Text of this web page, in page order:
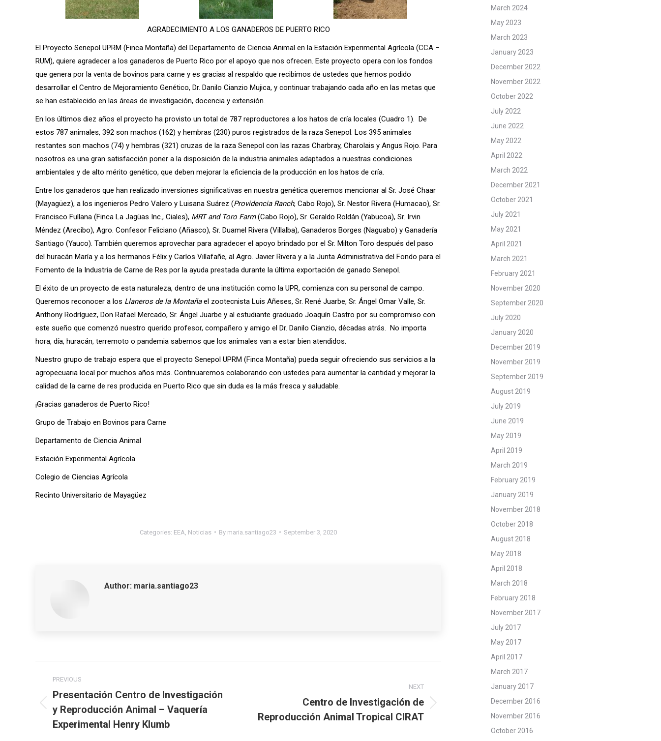
AGRADECIMIENTO A LOS GANADEROS DE PUERTO RICO
El Proyecto Senepol UPRM (Finca Montaña) del Departamento de Ciencia Animal en la Estación Experimental Agrícola (CCA –
RUM), quiere agradecer a los ganaderos de Puerto Rico por el apoyo que nos ofrecen. Este proyecto opera con los fondos
que genera por la venta de bovinos para carne y es gracias al respaldo que recibimos de ustedes que hemos podido
desarrollar el Centro de Mejoramiento Genético, Dr. Danilo Cianzio Mujica, y continuar trabajando cada año en las metas que
se han establecido en las áreas de investigación, docencia y extensión.
En los últimos diez años el proyecto ha provisto un total de 787 reproductores a los hatos de cría locales (Cuadro 1). De
estos 787 animales, 392 son machos (162) y hembras (230) puros registrados de la raza Senepol. Los 395 animales
restantes son machos (74) y hembras (321) cruzas de la raza Senepol con las razas Charbray, Charolais y Angus Rojo. Para
nosotros es una gran satisfacción poner a la disposición de la industria animales adaptados a nuestras condiciones
ambientales y de alto mérito genético, que deben mejorar la eficiencia de la producción en los hatos de cría.
Entre los ganaderos que han realizado inversiones significativas en nuestra genética queremos mencionar al Sr. José Chaar
(Mayagüez), a los ingenieros Pedro Valero y Luisana Suárez (Providencia Ranch, Cabo Rojo), Sr. Nestor Rivera (Humacao), Sr.
Francisco Fullana (Finca La Jagüas Inc., Ciales), MRT and Toro Farm(Cabo Rojo), Sr. Geraldo Roldán (Yabucoa), Sr. Irvin
Méndez (Arecibo), Agro. Confesor Feliciano (Añasco), Sr. Duamel Rivera (Villalba), Ganaderos Borges (Naguabo) y Ganadería
Santiago (Yauco). También queremos aprovechar para agradecer el apoyo brindado por el Sr. Milton Toro después del paso
del huracán María y a los hermanos Félix y Carlos Villafañe, al Agro. Javier Rivera y a la Junta Administrativa del Fondo para el
Fomento de la Industria de Carne de Res por la ayuda prestada durante la última exportación de ganado Senepol.
El éxito de un proyecto de esta naturaleza, dentro de una institución como la UPR, comienza con su personal de campo.
Queremos reconocer a los Llaneros de la Montañael zootecnista Luis Añeses, Sr. René Juarbe, Sr. Ángel Omar Valle, Sr.
Anthony Rodríguez, Don Rafael Mercado, Sr. Ángel Juarbe y al estudiante graduado Joaquín Castro por su compromiso con
este sueño que comenzó nuestro querido profesor, compañero y amigo el Dr. Danilo Cianzio, décadas atrás. No importa
hora, día, huracán, terremoto o pandemia sabemos que los animales van a estar bien atendidos.
Nuestro grupo de trabajo espera que el proyecto Senepol UPRM (Finca Montaña) pueda seguir ofreciendo sus servicios a la
agropecuaria local por muchos años más. Continuaremos colaborando con ustedes para aumentar la cantidad y mejorar la
calidad de la carne de res producida en Puerto Rico que sin duda es la más fresca y saludable.
¡Gracias ganaderos de Puerto Rico!
Grupo de Trabajo en Bovinos para Carne
Departamento de Ciencia Animal
Estación Experimental Agrícola
Colegio de Ciencias Agrícola
Recinto Universitario de Mayagüez
Categories: EEA Noticias By maria.santiago23 September 3, 2020
Author: maria.santiago23
navigation
PREVIOUS
Previous
post:
Presentación Centro de Investigación
y Reproducción Animal – Vaquería
Experimental Henry Klumb
NEXT
post:
Centro de Investigación de
Reproducción Animal Tropical CIRAT
March 2024
May 2023
March 2023
January 2023
December 2022
November 2022
October 2022
July 2022
June 2022
May 2022
April 2022
March 2022
December 2021
October 2021
July 2021
May 2021
April 2021
March 2021
February 2021
November 2020
September 2020
July 2020
January 2020
December 2019
November 2019
September 2019
August 2019
July 2019
June 2019
May 2019
April 2019
March 2019
February 2019
January 2019
November 2018
October 2018
August 2018
May 2018
April 2018
March 2018
February 2018
November 2017
July 2017
May 2017
April 2017
March 2017
January 2017
December 2016
November 2016
October 2016